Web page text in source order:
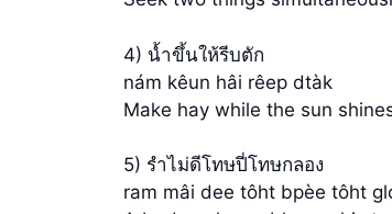
4) น้ำขึ้นให้รีบตัก
nám kêun hâi rêep dtàk
Make hay while the sun
5) รำไม่ดีโทษปี่โทษกลอง
ram mâi dee tôht bpèe tôht